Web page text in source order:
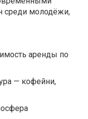
среди молодёжи,
аренды по
— кофейни,